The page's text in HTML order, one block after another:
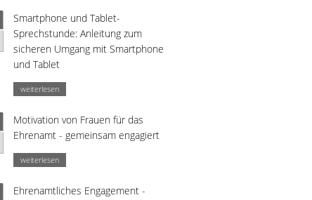
Smartphone und Tablet-
Sprechstunde: Anleitung zum
sicheren Umgang mit Smartphone
und Tablet
weiterlesen
Motivation von Frauen für das
Ehrenamt - gemeinsam engagiert
weiterlesen
Ehrenamtliches Engagement -